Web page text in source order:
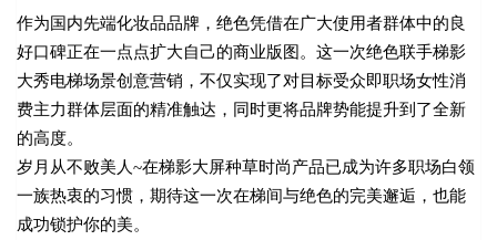
作为国内先端化妆品品牌，绝色凭借在广大使用者群体中的良
好口碑正在一点点扩大自己的商业版图。这一次绝色联手梯影
大秀电梯场景创意营销，不仅实现了对目标受众即职场女性消
费主力群体层面的精准触达，同时更将品牌势能提升到了全新
的高度。
岁月从不败美人~在梯影大屏种草时尚产品已成为许多职场白领
一族热衷的习惯，期待这一次在梯间与绝色的完美邂逅，也能
成功锁护你的美。